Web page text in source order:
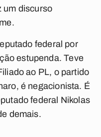
um discurso
federal por
estupenda. Teve
ao PL, o partido
é negacionista. É
federal Nikolas
demais.